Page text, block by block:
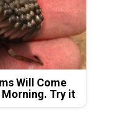
Will Come
Morning. Try it